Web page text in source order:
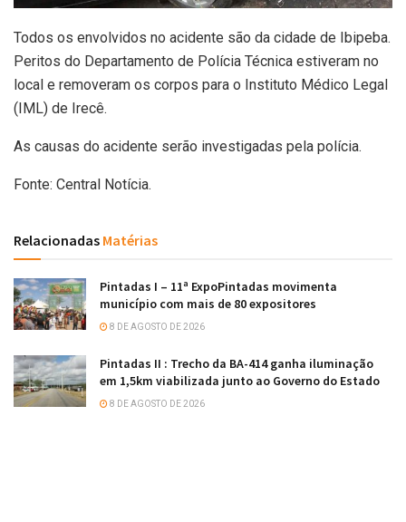
Todos os envolvidos no acidente são da cidade de Ibipeba.
Peritos do Departamento de Polícia Técnica estiveram no
local e removeram os corpos para o Instituto Médico Legal
(IML) de Irecê.
As causas do acidente serão investigadas pela polícia.
Fonte: Central Notícia.
Relacionadas Matérias
Pintadas I – 11ª ExpoPintadas movimenta
município com mais de 80 expositores
8 DE AGOSTO DE 2026
Pintadas II : Trecho da BA-414 ganha iluminação
em 1,5km viabilizada junto ao Governo do Estado
8 DE AGOSTO DE 2026